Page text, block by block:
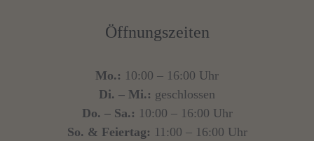
Öffnungszeiten
Mo.: 10:00 – 16:00 Uhr
Di. – Mi.: geschlossen
Do. – Sa.: 10:00 – 16:00 Uhr
So. & Feiertag: 11:00 – 16:00 Uhr